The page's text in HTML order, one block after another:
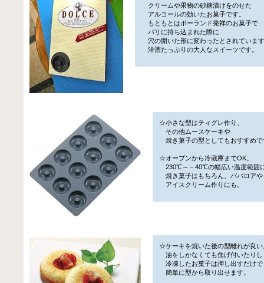
クリームや果物の砂糖漬けをのせた
アルコールの効いたお菓子です。
もともとはポーランド発祥のお菓子で
パリに持ち込まれた際に
穴の開いた形に変わったとされていま
洋酒たっぷりの大人なスイーツです。
☆小さな型はティグレ作り、
その他ムースケーキや
焼き菓子の型としてもおすすめで
☆オーブンから冷蔵庫までOK。
230℃～－40℃の幅広い温度範囲
焼き菓子はもちろん、ババロアや
アイスクリーム作りにも。
☆ケーキを焼いた後の型離れが良い
油をしかなくても焦げ付いたりし
冷凍したお菓子は押し出すだけで
簡単に型から取り出せます。